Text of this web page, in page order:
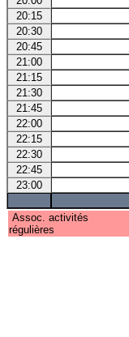
20:15
20:30
20:45
21:00
21:15
21:30
21:45
22:00
22:15
22:30
22:45
23:00
Assoc. activités
régulières